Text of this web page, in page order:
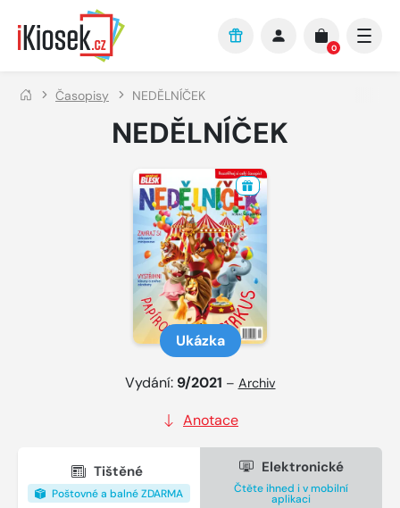
Přejít na hlavní obsah
0
Časopisy NEDĚLNÍČEK
NEDĚLNÍČEK
Ukázka
Vydání: 9/2021 – Archiv
Anotace
Tištěné
Poštovné a balné ZDARMA
Elektronické
Čtěte ihned i v mobilní
aplikaci